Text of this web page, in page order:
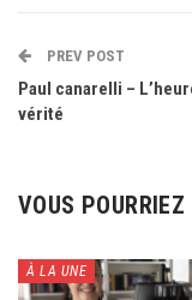
PREV POST
Paul canarelli –
vérité
VOUS
À LA UNE